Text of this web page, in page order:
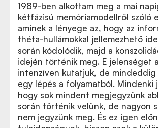
1989-ben alkottam meg a mai
kétfázisú memóriamodellről szóló
aminek a lényege az, hogy az
théta-hullámokkal jellemezhető
során kódolódik, majd a
idején történik meg. E jelenséget
intenzíven kutatjuk, de
egy lépés a folyamatból. Mindenki
hogy sok mindent megjegyzünk
során történik velünk, de nagyon
nem jegyzünk meg. És ez igen